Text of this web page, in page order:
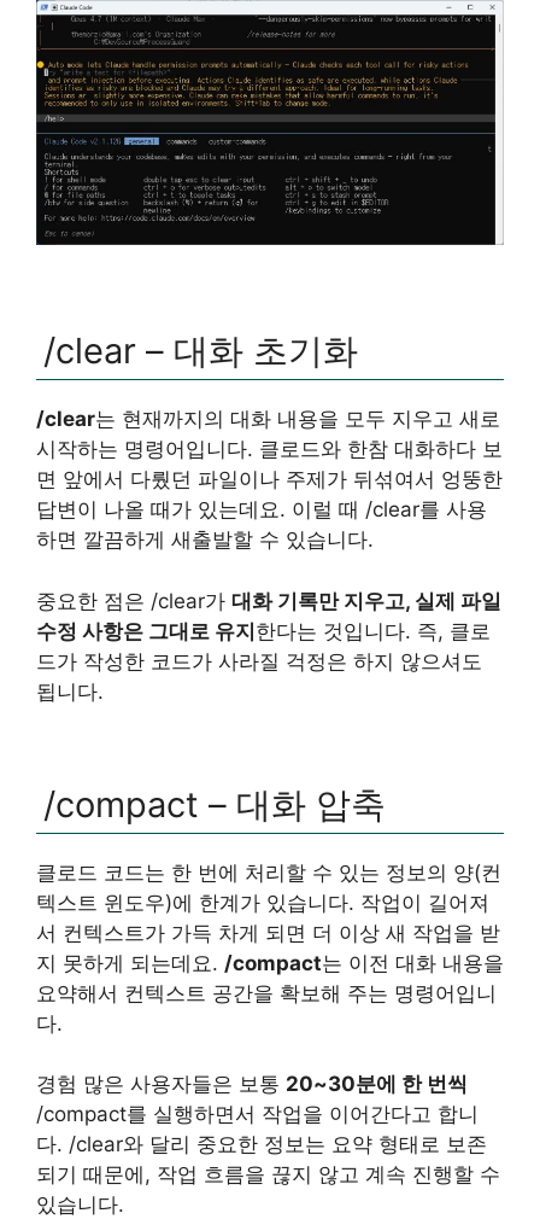
/clear – 대화 초기화
/clear는 현재까지의 대화 내용을 모두 지우고 새로
시작하는 명령어입니다. 클로드와 한참 대화하다 보
면 앞에서 다뤘던 파일이나 주제가 뒤섞여서 엉뚱한
답변이 나올 때가 있는데요. 이럴 때 /clear를 사용
하면 깔끔하게 새출발할 수 있습니다.
중요한 점은 /clear가 대화 기록만 지우고, 실제 파일
수정 사항은 그대로 유지한다는 것입니다. 즉, 클로
드가 작성한 코드가 사라질 걱정은 하지 않으셔도
됩니다.
/compact – 대화 압축
클로드 코드는 한 번에 처리할 수 있는 정보의 양(컨
텍스트 윈도우)에 한계가 있습니다. 작업이 길어져
서 컨텍스트가 가득 차게 되면 더 이상 새 작업을 받
지 못하게 되는데요. /compact는 이전 대화 내용을
요약해서 컨텍스트 공간을 확보해 주는 명령어입니
다.
경험 많은 사용자들은 보통 20~30분에 한 번씩
/compact를 실행하면서 작업을 이어간다고 합니
다. /clear와 달리 중요한 정보는 요약 형태로 보존
되기 때문에, 작업 흐름을 끊지 않고 계속 진행할 수
있습니다.